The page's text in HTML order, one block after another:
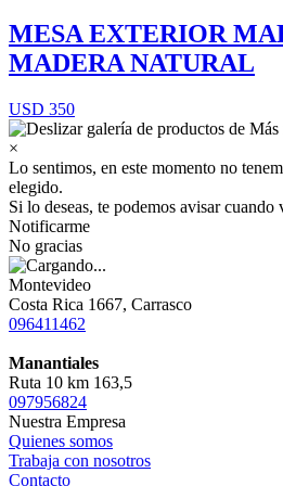
MESA EXTERIOR
MADERA NATURAL
USD 350
×
Lo sentimos, en este momento no
elegido.
Si lo deseas, te podemos avisar
Notificarme
No gracias
Montevideo
Costa Rica 1667, Carrasco
096411462
Manantiales
Ruta 10 km 163,5
097956824
Nuestra Empresa
Quienes somos
Trabaja con nosotros
Contacto